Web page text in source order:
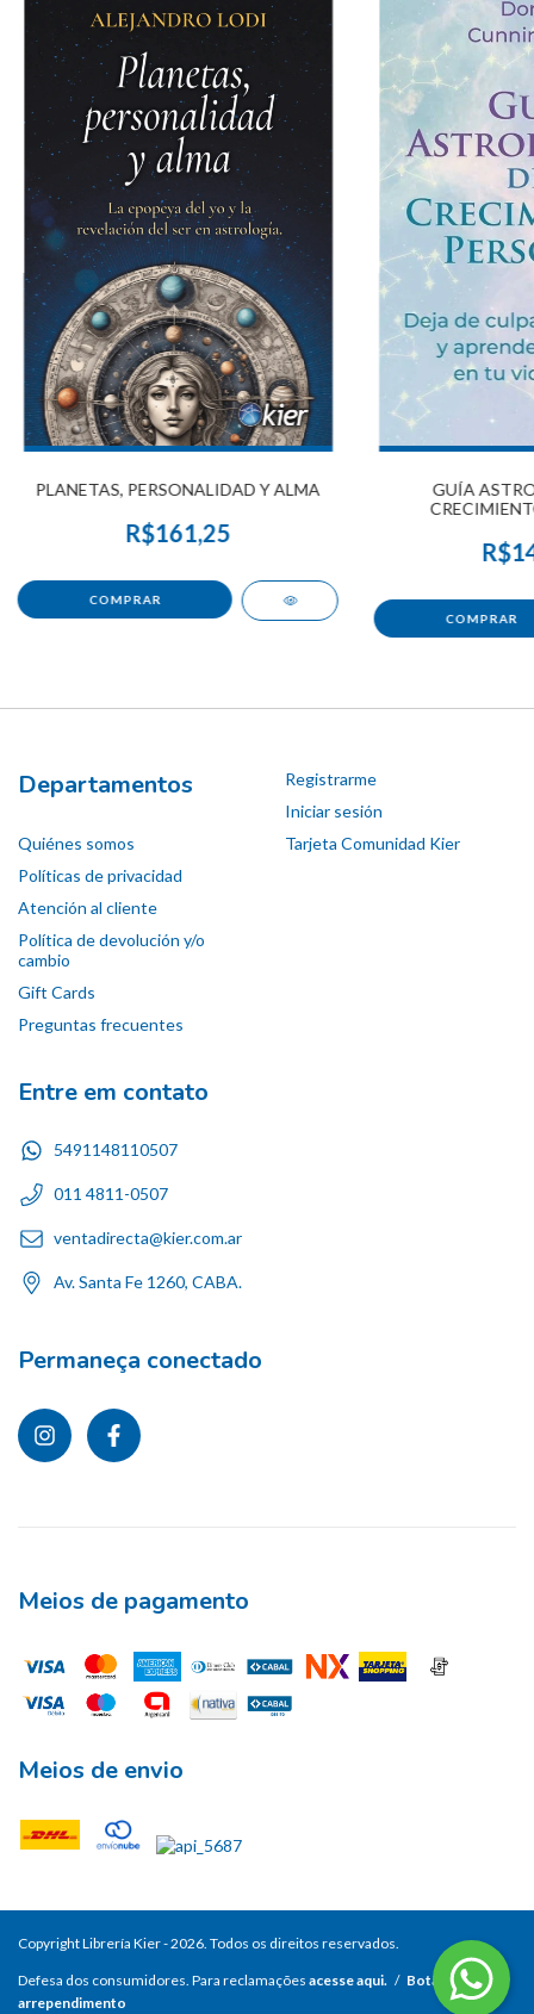
PLANETAS, PERSONALIDAD Y ALMA
R$161,25
GUÍA
Departamentos
Quiénes somos
Políticas de privacidad
Atención al cliente
Política de devolución y/o
cambio
Gift Cards
Preguntas frecuentes
Registrarme
Iniciar sesión
Tarjeta Comunidad Kier
Entre em contato
5491148110507
011 4811-0507
ventadirecta@kier.com.ar
Av. Santa Fe 1260, CABA.
Permaneça conectado
Meios de pagamento
Meios de envio
Copyright Librería Kier - 2026. Todos os direitos reservados.
Defesa dos consumidores. Para reclamações acesse aqui. / Botão de
arrependimento